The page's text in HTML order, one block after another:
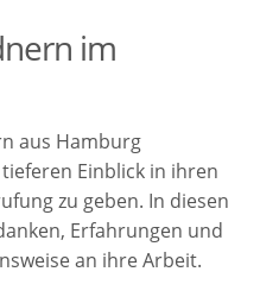
im
aus Hamburg
Einblick in ihren
zu geben. In diesen
Erfahrungen und
an ihre Arbeit.